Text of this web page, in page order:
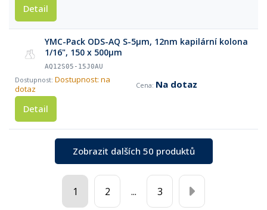
Detail
YMC-Pack ODS-AQ S-5µm, 12nm kapilární kolona
1/16", 150 x 500µm
AQ12S05-15J0AU
Dostupnost: na
dotaz
Na dotaz
Detail
Zobrazit dalších 50 produktů
1 2 ... 3